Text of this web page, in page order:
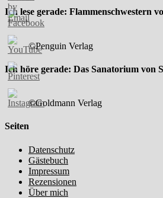
Ich lese gerade: Flammenschwestern
©Penguin Verlag
Ich höre gerade: Das Sanatorium von
©Goldmann Verlag
Seiten
Datenschutz
Gästebuch
Impressum
Rezensionen
Über mich